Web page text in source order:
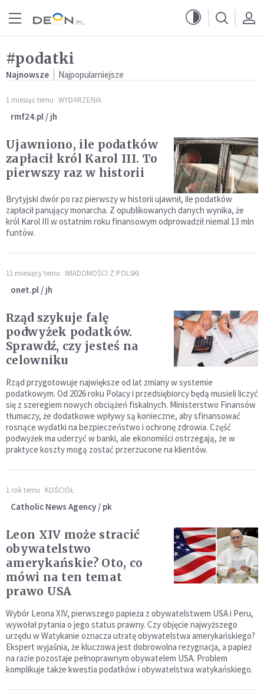
#podatki
Najnowsze Najpopularniejsze
1 miesiąc temu WYDARZENIA
rmf24.pl / jh
Ujawniono, ile podatków
zapłacił król Karol III. To
pierwszy raz w historii
Brytyjski dwór po raz pierwszy w historii ujawnił, ile podatków
zapłacił panujący monarcha. Z opublikowanych danych wynika, że
król Karol III w ostatnim roku finansowym odprowadził niemal 13 mln
funtów.
11 miesięcy temu WIADOMOŚCI Z POLSKI
onet.pl / jh
Rząd szykuje falę
podwyżek podatków.
Sprawdź, czy jesteś na
celowniku
Rząd przygotowuje największe od lat zmiany w systemie
podatkowym. Od 2026 roku Polacy i przedsiębiorcy będą musieli liczyć
się z szeregiem nowych obciążeń fiskalnych. Ministerstwo Finansów
tłumaczy, że dodatkowe wpływy są konieczne, aby sfinansować
rosnące wydatki na bezpieczeństwo i ochronę zdrowia. Część
podwyżek ma uderzyć w banki, ale ekonomiści ostrzegają, że w
praktyce koszty mogą zostać przerzucone na klientów.
1 rok temu KOŚCIÓŁ
Catholic News Agency / pk
Leon XIV może stracić
obywatelstwo
amerykańskie? Oto, co
mówi na ten temat
prawo USA
Wybór Leona XIV, pierwszego papieża z obywatelstwem USA i Peru,
wywołał pytania o jego status prawny. Czy objęcie najwyższego
urzędu w Watykanie oznacza utratę obywatelstwa amerykańskiego?
Ekspert wyjaśnia, że kluczowa jest dobrowolna rezygnacja, a papież
na razie pozostaje pełnoprawnym obywatelem USA. Problem
komplikuje także kwestia podatków i obywatelstwa watykańskiego.